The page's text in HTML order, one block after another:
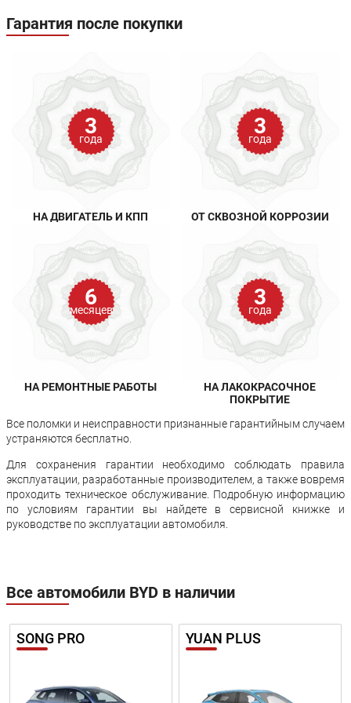
Гарантия после покупки
3
года
НА ДВИГАТЕЛЬ И КПП
3
года
ОТ СКВОЗНОЙ КОРРОЗИИ
6
месяцев
НА РЕМОНТНЫЕ РАБОТЫ
3
года
НА ЛАКОКРАСОЧНОЕ
ПОКРЫТИЕ
Все поломки и неисправности признанные гарантийным случаем
устраняются бесплатно.
Для сохранения гарантии необходимо соблюдать правила
эксплуатации, разработанные производителем, а также вовремя
проходить техническое обслуживание. Подробную информацию
по условиям гарантии вы найдете в сервисной книжке и
руководстве по эксплуатации автомобиля.
Все автомобили BYD в наличии
SONG PRO YUAN PLUS